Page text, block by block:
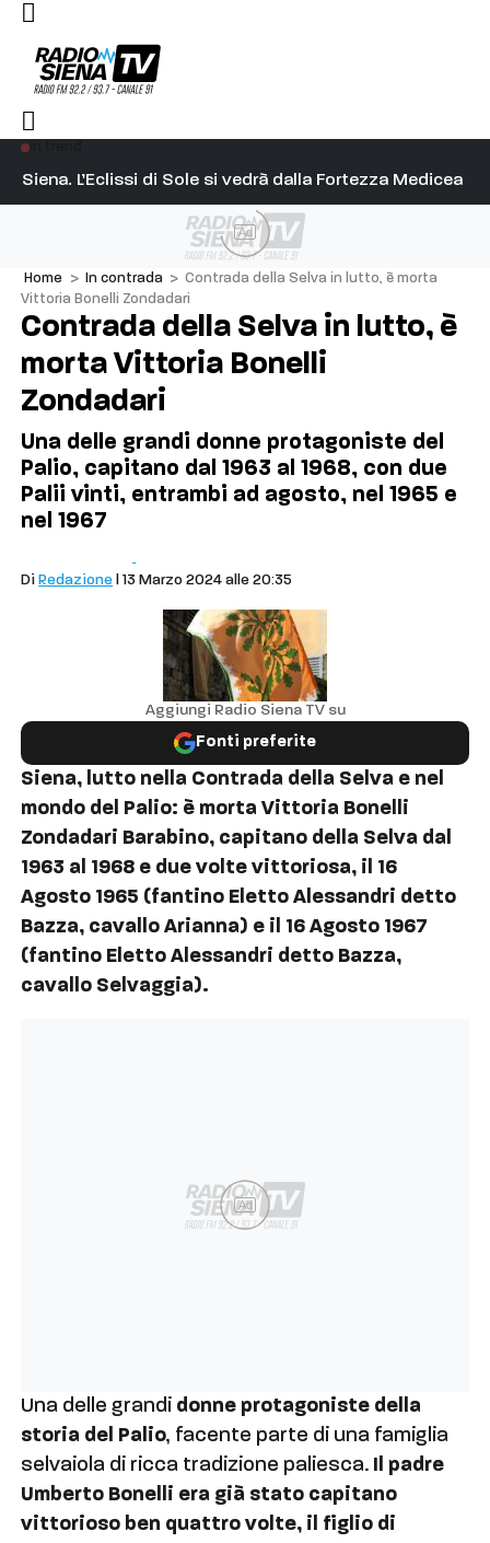
Siena. L’Eclissi di Sole si vedrà dalla Fortezza Medicea
su Diosu sono state poco corrette”
Ad
Home > In contrada > Contrada della Selva in lutto, è morta
Vittoria Bonelli Zondadari
Contrada della Selva in lutto, è
morta Vittoria Bonelli
Zondadari
Una delle grandi donne protagoniste del
Palio, capitano dal 1963 al 1968, con due
Palii vinti, entrambi ad agosto, nel 1965 e
nel 1967
Di Redazione | 13 Marzo 2024 alle 20:35
Aggiungi Radio Siena TV su
Fonti preferite
Siena, lutto nella Contrada della Selva e nel
mondo del Palio: è morta Vittoria Bonelli
Zondadari Barabino, capitano della Selva dal
1963 al 1968 e due volte vittoriosa, il 16
Agosto 1965 (fantino Eletto Alessandri detto
Bazza, cavallo Arianna) e il 16 Agosto 1967
(fantino Eletto Alessandri detto Bazza,
cavallo Selvaggia).
Ad
Una delle grandi donne protagoniste della
storia del Palio, facente parte di una famiglia
selvaiola di ricca tradizione paliesca. Il padre
Umberto Bonelli era già stato capitano
vittorioso ben quattro volte, il figlio di